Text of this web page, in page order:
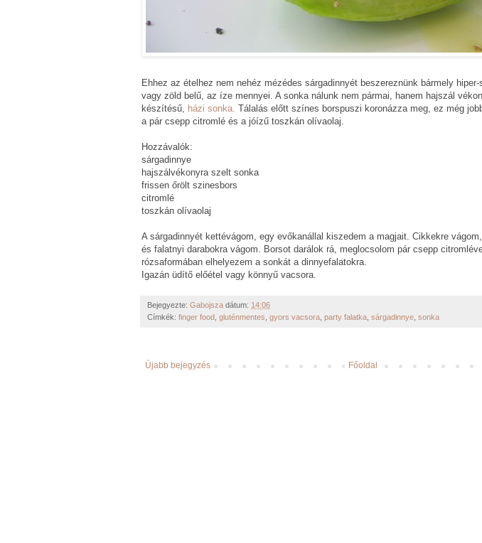
Ehhez az ételhez nem nehéz mézédes sárgadinnyét beszereznünk bármely
vagy zöld belű, az íze mennyei. A sonka nálunk nem pármai, hanem hajszál
készítésű, házi sonka. Tálalás előtt színes borspuszi koronázza meg, ez még
a pár csepp citromlé és a jóízű toszkán olívaolaj.
Hozzávalók:
sárgadinnye
hajszálvékonyra szelt sonka
frissen őrölt szinesbors
citromlé
toszkán olívaolaj
A sárgadinnyét kettévágom, egy evőkanállal kiszedem a magjait. Cikkekre
és falatnyi darabokra vágom. Borsot darálok rá, meglocsolom pár csepp
rózsaformában elhelyezem a sonkát a dinnyefalatokra.
Igazán üdítő előétel vagy könnyű vacsora.
Bejegyezte: Gabojsza dátum: 14:06
Címkék: finger food gluténmentes gyors vacsora party falatka sárgadinnye sonka
Újabb bejegyzés Főoldal